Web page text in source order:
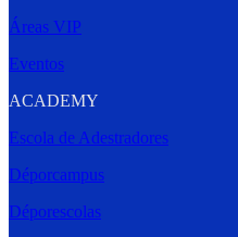
Áreas VIP
Eventos
ACADEMY
Escola de Adestradores
Déporcampus
Déporescolas